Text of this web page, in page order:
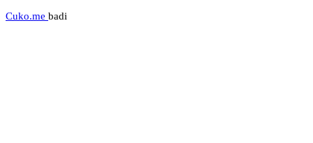
Cuko.me badi